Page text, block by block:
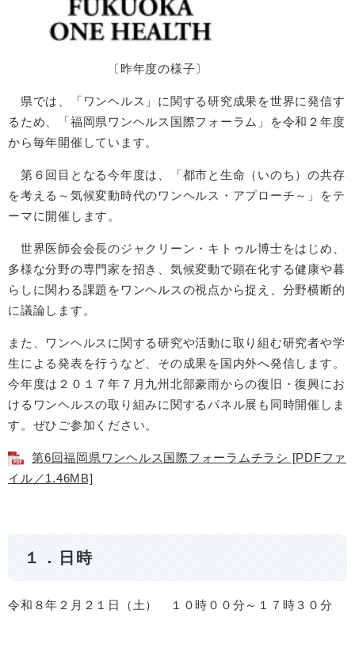
〔昨年度の様子〕
県では、「ワンヘルス」に関する研究成果を世界に発信す
るため、「福岡県ワンヘルス国際フォーラム」を令和２年度
から毎年開催しています。
第６回目となる今年度は、「都市と生命（いのち）の共存
を考える～気候変動時代のワンヘルス・アプローチ～」をテ
ーマに開催します。
世界医師会会長のジャクリーン・キトゥル博士をはじめ、
多様な分野の専門家を招き、気候変動で顕在化する健康や暮
らしに関わる課題をワンヘルスの視点から捉え、分野横断的
に議論します。
また、ワンヘルスに関する研究や活動に取り組む研究者や学
生による発表を行うなど、その成果を国内外へ発信します。
今年度は２０１７年７月九州北部豪雨からの復旧・復興にお
けるワンヘルスの取り組みに関するパネル展も同時開催しま
す。ぜひご参加ください。
第6回福岡県ワンヘルス国際フォーラムチラシ [PDFファ
イル／1.46MB]
１．日時
令和８年２月２１日（土） １０時００分～１７時３０分